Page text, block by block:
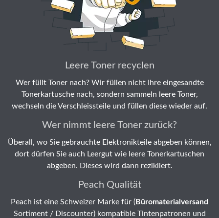
Leere Toner recyclen
Wer füllt Toner nach? Wir füllen nicht Ihre eingesandte
Tonerkartusche nach, sondern sammeln leere Toner,
wechseln die Verschleissteile und füllen diese wieder auf.
Wer nimmt leere Toner zurück?
Überall, wo Sie gebrauchte Elektronikteile abgeben können,
dort dürfen Sie auch Leergut wie leere Tonerkartuschen
abgeben. Dieses wird dann rezikliert.
Peach Qualität
Peach ist eine Schweizer Marke für (Büromaterialversand
Sortiment / Discounter) kompatible Tintenpatronen und